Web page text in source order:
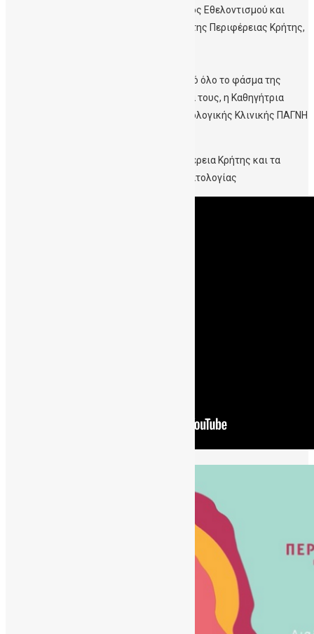
συντόνισε η Εντεταλμένη Σύμβουλος Εθελοντισμού και
Διασύνδεσης με Φορείς και Οργανώσεις της Περιφέρειας Κρήτης,
Στην εκδήλωση συμμετείχαν γυναίκες από όλο το φάσμα της
πολιτικής και κοινωνικής ζωής. Ανάμεσα τους, η Καθηγήτρια
Αιματολογίας και Διευθύντρια της Αιματολογικής Κλινικής ΠΑΓΝΗ
με την Περιφέρεια Κρήτης και τα
δεδομένα που ανέδειξε η Καθηγήτρια Αιματολογίας